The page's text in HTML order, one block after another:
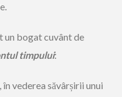
un bogat cuvânt de
timpului:
vederea săvârșirii unui